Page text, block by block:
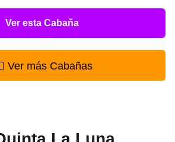
Ver esta Cabaña
Ver más Cabañas